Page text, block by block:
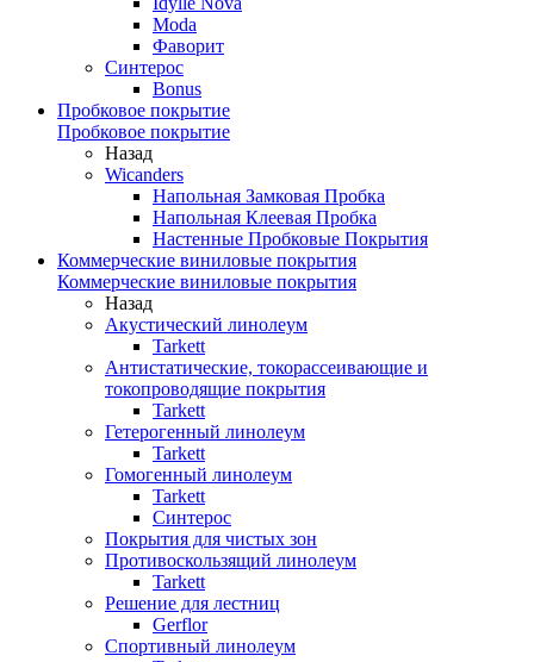
Moda
Фаворит
Синтерос
Bonus
Пробковое покрытие
Пробковое покрытие
Назад
Wicanders
Напольная Замковая Пробка
Напольная Клеевая Пробка
Настенные Пробковые Покрытия
Коммерческие виниловые покрытия
Коммерческие виниловые покрытия
Назад
Акустический линолеум
Tarkett
Антистатические, токорассеивающие и
токопроводящие покрытия
Tarkett
Гетерогенный линолеум
Tarkett
Гомогенный линолеум
Tarkett
Синтерос
Покрытия для чистых зон
Противоскользящий линолеум
Tarkett
Решение для лестниц
Gerflor
Спортивный линолеум